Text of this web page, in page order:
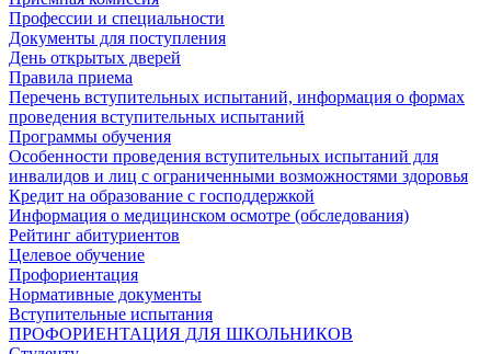
Профессии и специальности
Документы для поступления
День открытых дверей
Правила приема
Перечень вступительных испытаний, информация о формах
проведения вступительных испытаний
Программы обучения
Особенности проведения вступительных испытаний для
инвалидов и лиц с ограниченными возможностями здоровья
Кредит на образование с господдержкой
Информация о медицинском осмотре (обследования)
Рейтинг абитуриентов
Целевое обучение
Профориентация
Нормативные документы
Вступительные испытания
ПРОФОРИЕНТАЦИЯ ДЛЯ ШКОЛЬНИКОВ